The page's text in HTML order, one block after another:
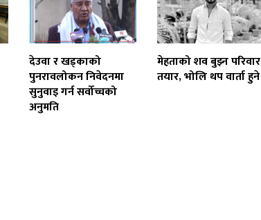
देउवा र खड्काको
पुनरावलोकन निवेदनमा
सुनुवाइ गर्न सर्वोच्चको
अनुमति
मेहताको शव बुझ्न परिवार
तयार, भोलि थप वार्ता हुने